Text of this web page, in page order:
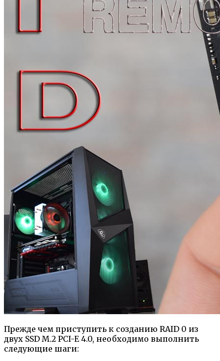
Прежде чем приступить к созданию RAID 0 из
двух SSD M.2 PCI-E 4.0, необходимо выполнить
следующие шаги: